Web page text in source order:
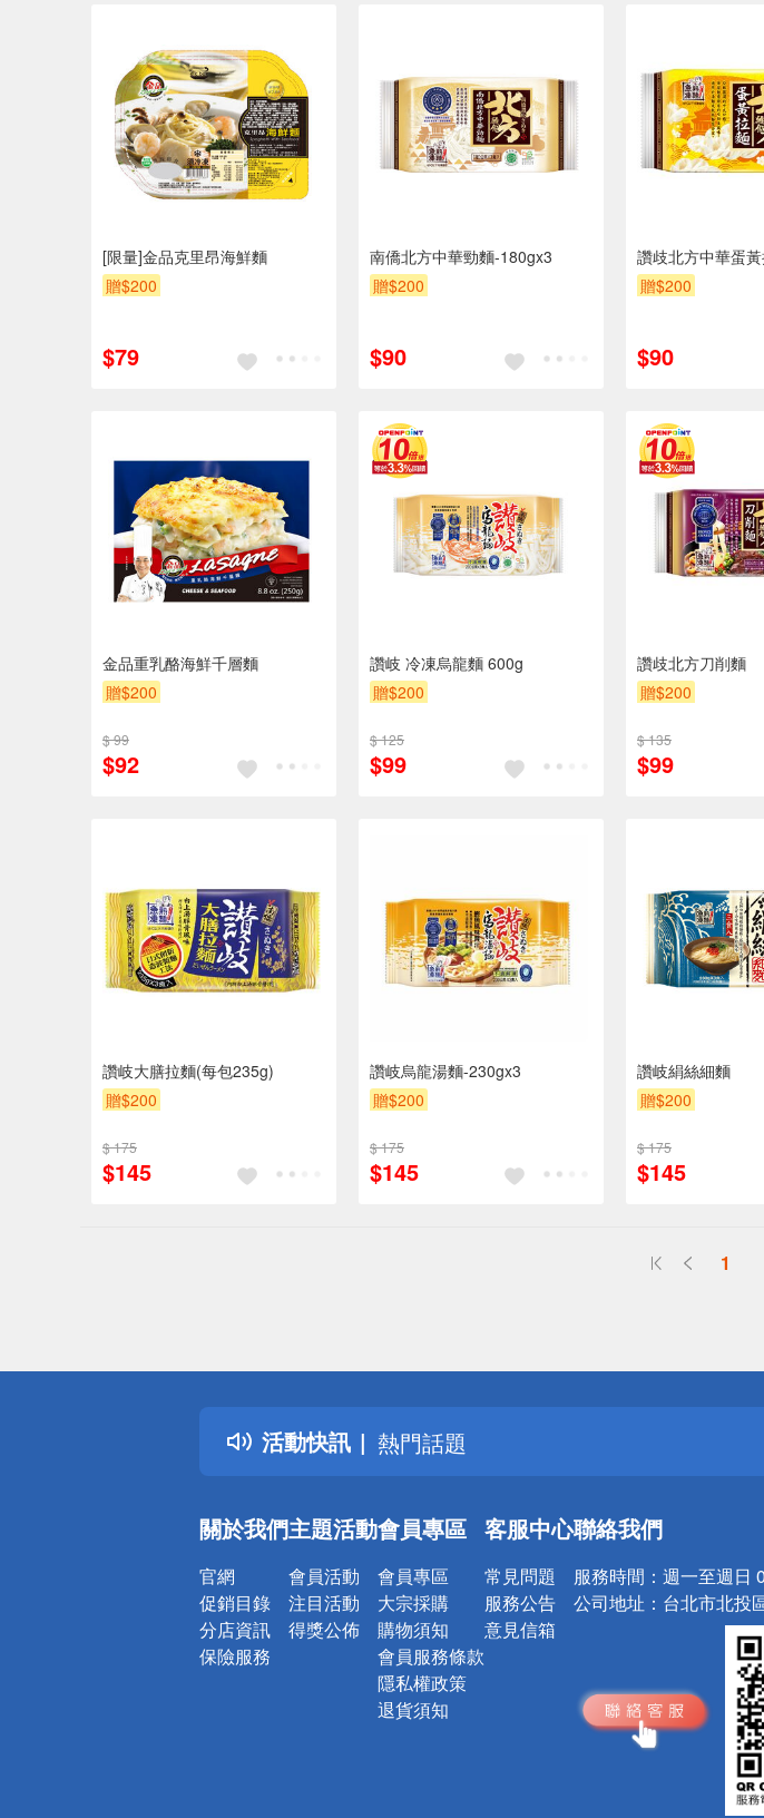
[限量]金品克里昂海鮮麵
贈$200
$79
南僑北方中華勁麵-180gx3
贈$200
$90
讚歧北方中華蛋
贈$200
$90
金品重乳酪海鮮千層麵
贈$200
$ 99
$92
讚岐 冷凍烏龍麵 600g
贈$200
$ 125
$99
讚歧北方刀削麵
贈$200
$ 135
$99
讚岐大膳拉麵(每包235g)
贈$200
$ 175
$145
讚岐烏龍湯麵-230gx3
贈$200
$ 175
$145
讚岐絹絲細麵
贈$200
$ 175
$145
1
活動快訊
詐騙網頁！請小心！
得獎公告
熱門話題
銀行優惠
詐騙網頁！請小心！
關於我們
官網
促銷目錄
分店資訊
保險服務
主題活動
會員活動
注目活動
得獎公佈
會員專區
會員專區
大宗採購
購物須知
會員服務條款
隱私權政策
退貨須知
客服中心
常見問題
服務公告
意見信箱
聯絡我們
服務時間： 週一至週日
公司地址： 台北市北投